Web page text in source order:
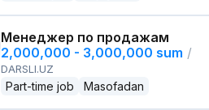
Менеджер по продажам
2,000,000 - 3,000,000 sum /
DARSLI.UZ
Part-time job Masofadan